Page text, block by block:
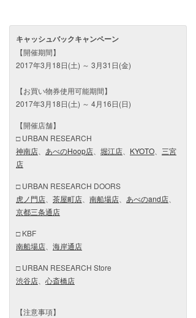
キャッシュバックキャンペーン
【開催期間】
2017年3月18日(土) ～ 3月31日(金)
【お買い物券使用可能期間】
2017年3月18日(土) ～ 4月16日(日)
【開催店舗】
□ URBAN RESEARCH
神南店
あべのHoop店 堀江店 KYOTO
三宮
店
□ URBAN RESEARCH DOORS
虎ノ門店
茶屋町店 南船場店 あべのand店
京都三条通店
□ KBF
南船場店
海岸通店
□ URBAN RESEARCH Store
渋谷店、 心斎橋店
【注意事項】